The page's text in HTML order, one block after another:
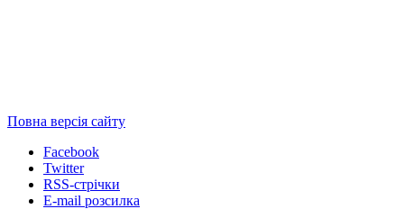
Повна версія сайту
Facebook
Twitter
RSS-стрічки
E-mail розсилка